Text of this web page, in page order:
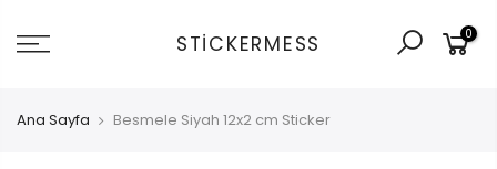
git
STICKERMESS 0
Ana Sayfa Besmele Siyah 12x2 cm Sticker